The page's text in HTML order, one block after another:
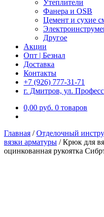
Утеплители
Фанера и OSB
Цемент и сухие
Другое
Акции
Опт | Безнал
Доставка
Контакты
+7 (926) 777-31-71
г. Дмитров, ул.
0,00 руб. 0 товаров
Главная /Отделочный
вязки арматуры /Крюк для
оцинкованная рукоятка